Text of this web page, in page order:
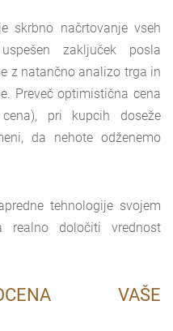
skrbno načrtovanje vseh
zaključek posla
z natančno analizo trga in
Preveč optimistična cena
pri kupcih doseže
da nehote odženemo
tehnologije svojem
realno določiti vrednost
VAŠE